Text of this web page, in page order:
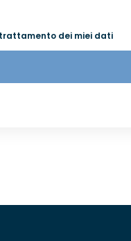
trattamento dei miei dati